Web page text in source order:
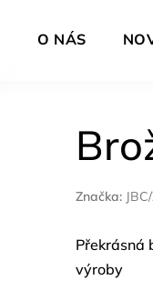
O NÁS
Značka:
Překrásná
výroby